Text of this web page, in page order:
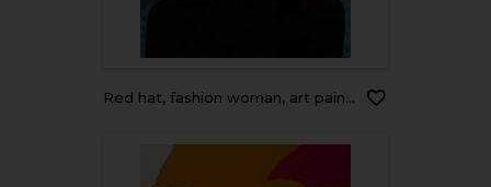
Red hat, fashion woman, art painting